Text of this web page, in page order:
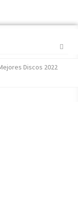
Discos 2022